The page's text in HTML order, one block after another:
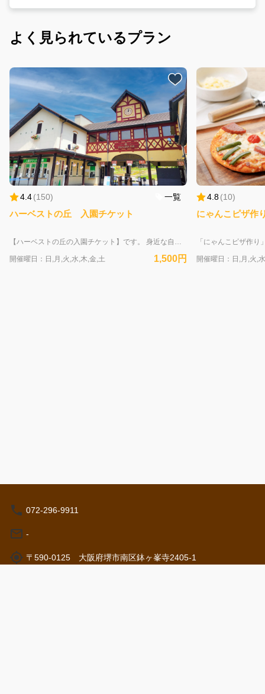
よく見られているプラン
4.4(150) 一覧
ハーベストの丘 入園チケット
【ハーベストの丘の入園チケット】です。 身近な自然の中でリフレッシュできる「緑のミュージアム」♪ ハーベストの丘で、ふれあいも！乗り物も！体験も！あそびつくそう♪ 〇営業時間 10：00 ～ 17：00（最終入園16：00） 8月1日～31日 8：00～17：00（最終入園16：00）※8月13日～16日を除く 8月13日～16日 8：00～20：30（最終入園19：30）※ミニ花火打ち上げ20：00から5分間 9月20日～23日 10：00～20：30（最終入園19：30）※ミニ花火打ち上げ20：00から5分間 〇休園日 不定休 ホームページをご確認ください⇒ https://farm.or.jp/guide 〇デジタルMAPはこちら→ https://harvest-hill.smartmap-pro.com/maps/574bp3oN/parcels/1/ja ※「障がい者手帳(顔写真付き)」「ミライロID」をお持ちの方は、現地券売機にてチケットをお買い求めください。割引チケットがございます ※ワンちゃんの入園チケットは、現地券売機にてお買い求めください。利用規約を事前にご確認ください→ https://farm.or.jp/event/6942 ※ハーベストの丘への入園チケットです。園内では各体験毎に別途料金が必要です 〇本サイトの予約手順はこちらから確認できます→ https://farm.or.jp/assets/pdf/nutmeg_info.pdf 〇お申し込み後、自動返信にて受付完了メールを送信させて頂きます。 「@nutmeglabs.com」のドメイン指定解除をお願いします。メールが届かない場合は、お手数ですがお問い合わせお願いいたします（TEL:072－296－9911） 〇購入後のキャンセル・変更は、当日15：00までは受付完了メールよりご自身にて行っていただけます。15：00以降はキャンセル・変更ができません。その際の返金も行っておりません。予めご了承くださいませ
開催曜日：日,月,火,水,木,金,土 1,500円
4.8(10)
にゃんこピザ作
開催曜日：日,月,火,
072-296-9911
-
〒590-0125 大阪府堺市南区鉢ヶ峯寺2405-1